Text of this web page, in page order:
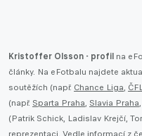
Kristoffer Olsson - profil na
články. Na eFotbalu najdete
soutěžích (např. Chance Liga,
(např. Sparta Praha, Slavia Praha,
(Patrik Schick, Ladislav Krejčí,